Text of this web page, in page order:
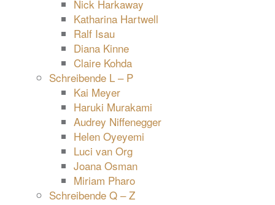
Nick Harkaway
Katharina Hartwell
Ralf Isau
Diana Kinne
Claire Kohda
Schreibende L – P
Kai Meyer
Haruki Murakami
Audrey Niffenegger
Helen Oyeyemi
Luci van Org
Joana Osman
Miriam Pharo
Schreibende Q – Z